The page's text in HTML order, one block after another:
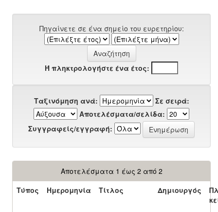
Πηγαίνετε σε ένα σημείο του ευρετηρίου:
Ή πληκτρολογήστε ένα έτος:
Ταξινόμηση ανά:
Σε σειρά:
Αποτελέσματα/σελίδα:
Συγγραφείς/εγγραφή:
Αποτελέσματα 1 έως 2 από 2
Τύπος
Ημερομηνία Τίτλος Δημιουργός